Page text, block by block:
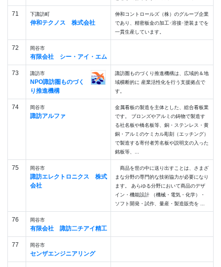
71 下諏訪町
伸和テクノス 株式会社
伸和コントロールズ（株）のグループ企業
であり、精密板金の加工･溶接･塗装までを
一貫生産しています。
72 岡谷市
有限会社 シー・アイ・エム
73 諏訪市
NPO諏訪圏ものづく
り推進機構
諏訪圏ものづくり推進機構は、広域的＆地
域横断的に 産業活性化を行う支援拠点で
す。
74 岡谷市
諏訪アルファ
金属看板の製造を主体とした、総合看板業
です。 ブロンズやアルミの鋳物で製造す
る社名板や橋名板等、銅・ステンレス・黄
銅・アルミのケミカル彫刻（エッチング）
で製造する寄付者芳名板や説明文の入った
銘板等、...
75 岡谷市
諏訪エレクトロニクス 株式
会社
商品を世の中に送り出すことは、さまざ
まな分野の専門的な技術協力が必要になり
ます。 あらゆる分野において商品のデザ
イン・機能設計 （機械・電気・化学）・
ソフト開発・試作、量産・製造販売を ...
76 岡谷市
有限会社 諏訪二チアイ精工
77 岡谷市
センザエンジニアリング